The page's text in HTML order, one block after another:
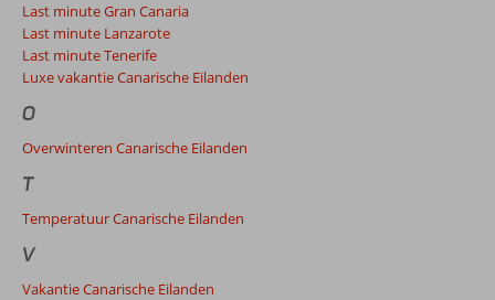
Last minute Gran Canaria
Last minute Lanzarote
Last minute Tenerife
Luxe vakantie Canarische Eilanden
O
Overwinteren Canarische Eilanden
T
Temperatuur Canarische Eilanden
V
Vakantie Canarische Eilanden